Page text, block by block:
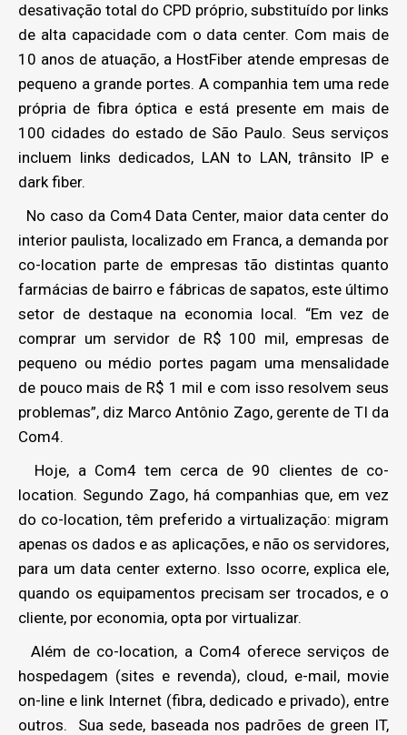
desativação total do CPD próprio, substituído por links
de alta capacidade com o data center. Com mais de
10 anos de atuação, a HostFiber atende empresas de
pequeno a grande portes. A companhia tem uma rede
própria de fibra óptica e está presente em mais de
100 cidades do estado de São Paulo. Seus serviços
incluem links dedicados, LAN to LAN, trânsito IP e
dark fiber.
No caso da Com4 Data Center, maior data center do
interior paulista, localizado em Franca, a demanda por
co-location parte de empresas tão distintas quanto
farmácias de bairro e fábricas de sapatos, este último
setor de destaque na economia local. “Em vez de
comprar um servidor de R$ 100 mil, empresas de
pequeno ou médio portes pagam uma mensalidade
de pouco mais de R$ 1 mil e com isso resolvem seus
problemas”, diz Marco Antônio Zago, gerente de TI da
Com4.
Hoje, a Com4 tem cerca de 90 clientes de co-
location. Segundo Zago, há companhias que, em vez
do co-location, têm preferido a virtualização: migram
apenas os dados e as aplicações, e não os servidores,
para um data center externo. Isso ocorre, explica ele,
quando os equipamentos precisam ser trocados, e o
cliente, por economia, opta por virtualizar.
Além de co-location, a Com4 oferece serviços de
hospedagem (sites e revenda), cloud, e-mail, movie
on-line e link Internet (fibra, dedicado e privado), entre
outros. Sua sede, baseada nos padrões de green IT,